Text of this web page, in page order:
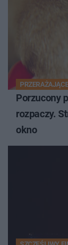
Porzucony
rozpaczy.
okno